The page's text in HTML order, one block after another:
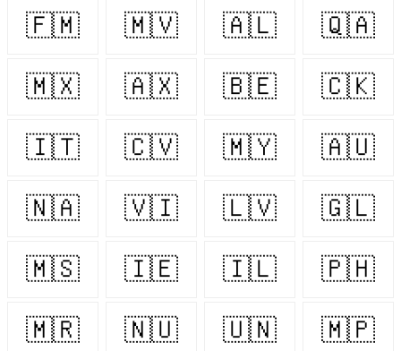
🇫🇲 🇲🇻 🇦🇱 🇶🇦
🇲🇽 🇦🇽 🇧🇪 🇨🇰
🇮🇹 🇨🇻 🇲🇾 🇦🇺
🇳🇦 🇻🇮 🇱🇻 🇬🇱
🇲🇸 🇮🇪 🇮🇱 🇵🇭
🇲🇷 🇳🇺 🇺🇳 🇲🇵